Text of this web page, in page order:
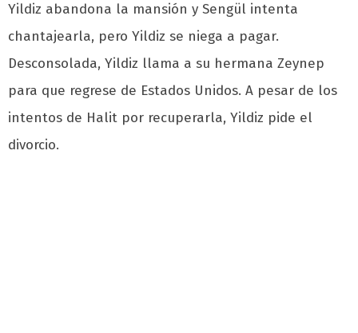
Yildiz abandona la mansión y Sengül intenta
chantajearla, pero Yildiz se niega a pagar.
Desconsolada, Yildiz llama a su hermana Zeynep
para que regrese de Estados Unidos. A pesar de los
intentos de Halit por recuperarla, Yildiz pide el
divorcio.